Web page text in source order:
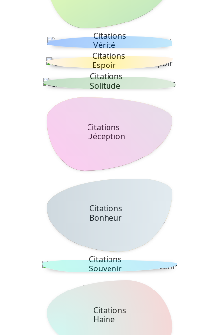
Citations
Vérité
Citations
Espoir
Citations
Solitude
Citations
Déception
Citations
Bonheur
Citations
Souvenir
Citations
Haine